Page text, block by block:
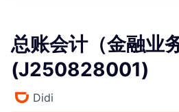
总账会计（金融业
(J250828001)
Didi